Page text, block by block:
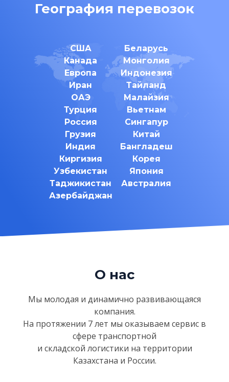
География перевозок
США
Канада
Европа
Иран
ОАЭ
Турция
Россия
Грузия
Индия
Киргизия
Узбекистан
Таджикистан
Азербайджан
Беларусь
Монголия
Индонезия
Тайланд
Малайзия
Вьетнам
Сингапур
Китай
Бангладеш
Корея
Япония
Австралия
О нас
Мы молодая и динамично развивающаяся
компания.
На протяжении 7 лет мы оказываем сервис в
сфере транспортной
и складской логистики на территории
Казахстанa и России.